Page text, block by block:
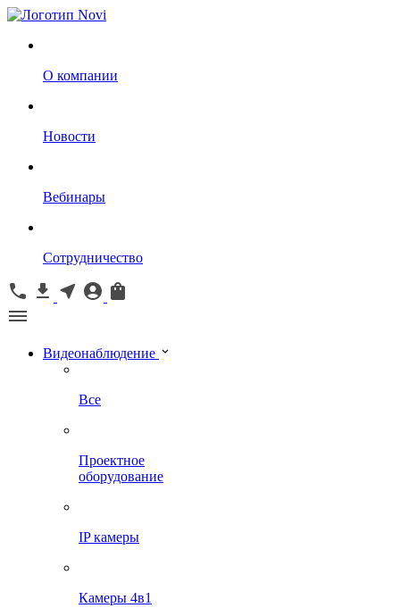
О компании
Новости
Вебинары
Сотрудничество
Видеонаблюдение
Все
Проектное
оборудование
IP камеры
Камеры 4в1